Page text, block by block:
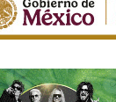
una
del servicio de
entiende
tratando de